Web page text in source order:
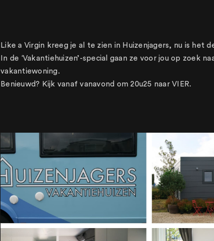
Like a Virgin kreeg je al te zien in Huizenjagers, nu is het
In de ‘Vakantiehuizen’-special gaan ze voor jou op zoek
vakantiewoning.
Benieuwd? Kijk vanaf vanavond om 20u25 naar VIER.